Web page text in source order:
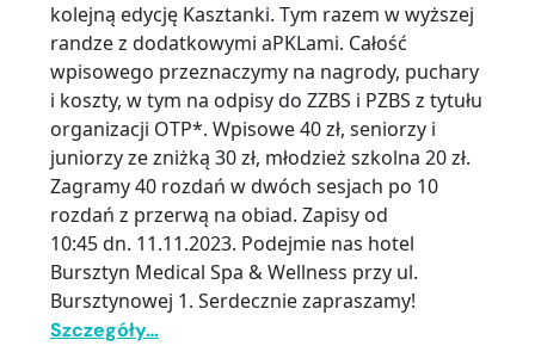
kolejną edycję Kasztanki. Tym razem w wyższej
randze z dodatkowymi aPKLami. Całość
wpisowego przeznaczymy na nagrody, puchary
i koszty, w tym na odpisy do ZZBS i PZBS z tytułu
organizacji OTP*. Wpisowe 40 zł, seniorzy i
juniorzy ze zniżką 30 zł, młodzież szkolna 20 zł.
Zagramy 40 rozdań w dwóch sesjach po 10
rozdań z przerwą na obiad. Zapisy od
10:45 dn. 11.11.2023. Podejmie nas hotel
Bursztyn Medical Spa & Wellness przy ul.
Bursztynowej 1. Serdecznie zapraszamy!
Szczegóły…